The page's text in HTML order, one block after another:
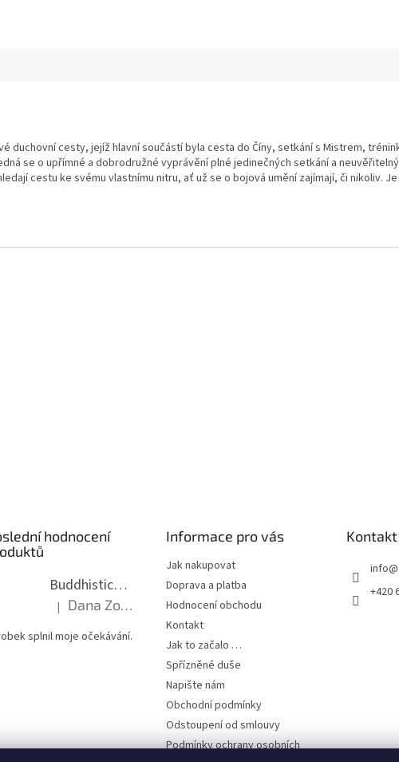
duchovní cesty, jejíž hlavní součástí byla cesta do Číny, setkání s Mistrem,
se o upřímné a dobrodružné vyprávění plné jedinečných setkání a
cestu ke svému vlastnímu nitru, ať už se o bojová umění zajímají, či nikoliv.
hodnocení
Buddhistická mala dlouhá - tmavé dřevo s uzlíky 8 mm
Hodnocení produktu je 5 z 5 hvězdiček.
| Dana Zoubkova
splnil moje očekávání.
Informace pro vás
Jak nakupovat
Doprava a platba
Hodnocení obchodu
Kontakt
Jak to začalo …
Spřízněné duše
Napište nám
Obchodní podmínky
Odstoupení od smlouvy
Podmínky ochrany osobních
Kontakt
info@
+420